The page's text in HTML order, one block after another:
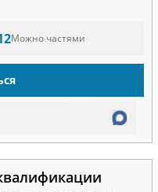
Можно частями